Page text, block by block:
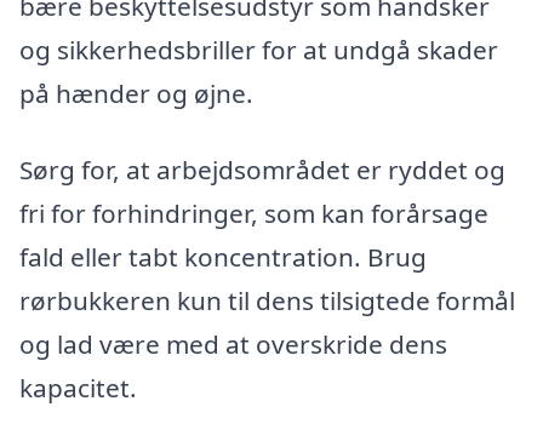
og sikkerhedsbriller for at undgå skader
på hænder og øjne.
Sørg for, at arbejdsområdet er ryddet og
fri for forhindringer, som kan forårsage
fald eller tabt koncentration. Brug
rørbukkeren kun til dens tilsigtede formål
og lad være med at overskride dens
kapacitet.